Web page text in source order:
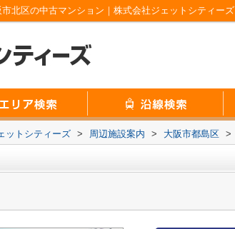
北区の中古マンション｜株式会社ジェットシティーズ
ットシティーズ > 周辺施設案内 > 大阪市都島区 >